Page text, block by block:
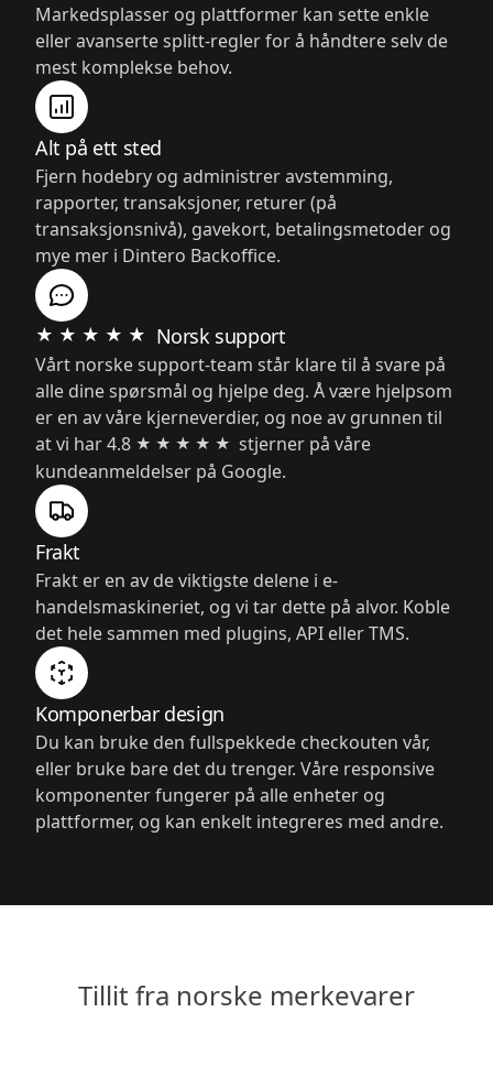
Markedsplasser og plattformer kan sette enkle
eller avanserte splitt-regler for å håndtere selv de
mest komplekse behov.
Alt på ett sted
Fjern hodebry og administrer avstemming,
rapporter, transaksjoner, returer (på
transaksjonsnivå), gavekort, betalingsmetoder og
mye mer i Dintero Backoffice.
★★★★★ Norsk support
Vårt norske support-team står klare til å svare på
alle dine spørsmål og hjelpe deg. Å være hjelpsom
er en av våre kjerneverdier, og noe av grunnen til
at vi har 4.8 ★★★★★ stjerner på våre
kundeanmeldelser på Google.
Frakt
Frakt er en av de viktigste delene i e-
handelsmaskineriet, og vi tar dette på alvor. Koble
det hele sammen med plugins, API eller TMS.
Komponerbar design
Du kan bruke den fullspekkede checkouten vår,
eller bruke bare det du trenger. Våre responsive
komponenter fungerer på alle enheter og
plattformer, og kan enkelt integreres med andre.
Tillit fra norske merkevarer